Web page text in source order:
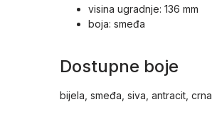
visina ugradnje: 136 mm
boja: smeđa
Dostupne boje
bijela, smeđa, siva, antracit, crna